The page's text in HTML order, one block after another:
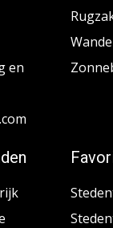
en